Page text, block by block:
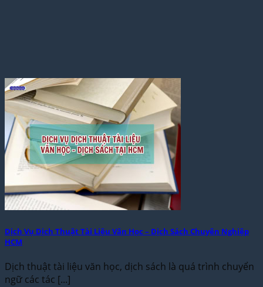
Dịch Vụ Dịch Thuật Tài Liệu Văn Học – Dịch Sách Chuyên Nghiệp
HCM
Dịch thuật tài liệu văn học, dịch sách là quá trình chuyển
ngữ các tác [...]